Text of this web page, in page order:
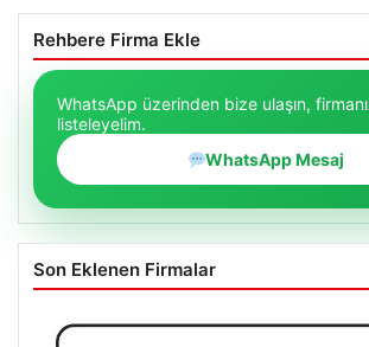
Rehbere Firma Ekle
WhatsApp üzerinden bize ulaşın,
listeleyelim.
WhatsApp Mesaj
Son Eklenen Firmalar